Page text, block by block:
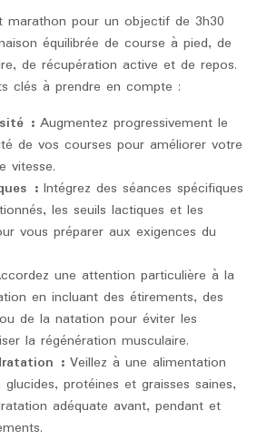
marathon pour un objectif de 3h30
équilibrée de course à pied, de
de récupération active et de repos.
clés à prendre en compte :
: Augmentez progressivement le
de vos courses pour améliorer votre
vitesse.
: Intégrez des séances spécifiques
les seuils lactiques et les
vous préparer aux exigences du
une attention particulière à la
en incluant des étirements, des
de la natation pour éviter les
la régénération musculaire.
: Veillez à une alimentation
protéines et graisses saines,
adéquate avant, pendant et